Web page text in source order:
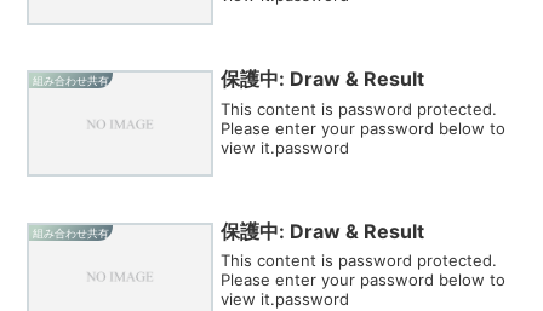
組み合わせ共有 保護中: Draw & Result
This content is password protected.
Please enter your password below to
view it.password
組み合わせ共有 保護中: Draw & Result
This content is password protected.
Please enter your password below to
view it.password